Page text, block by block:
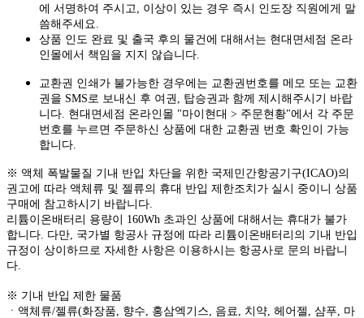
에 서명하여 주시고, 이상이 있는 경우 즉시 인도장 직원에게 말
씀해주세요.
상품 인도 완료 및 출국 후의 물건에 대해서는 현대면세점 온라
인몰에서 책임을 지지 않습니다.
교환권 인쇄가 불가능한 경우에는 교환권번호를 메모 또는 교환
권을 SMS로 보내신 후 여권, 탑승권과 함께 제시해주시기 바랍
니다. 현대면세점 온라인몰 "마이현대 > 주문현황"에서 각 주문
번호를 누르면 주문하신 상품에 대한 교환권 번호 확인이 가능
합니다.
※ 액체 폭발물질 기내 반입 차단을 위한 국제민간항공기구(ICAO)의
권고에 따라 액체류 및 젤류의 휴대 반입 제한조치가 실시 중이니 상품
구매에 참고하시기 바랍니다.
리튬이온배터리 용량이 160Wh 초과인 상품에 대해서는 휴대가 불가
합니다. 다만, 국가별 항공사 규정에 따라 리튬이온배터리의 기내 반입
규정이 상이하므로 자세한 사항은 이용하시는 항공사로 문의 바랍니
다.
※ 기내 반입 제한 물품
ㆍ액체류/젤류(화장품, 향수, 홍삼엑기스, 음료, 치약, 헤어젤, 샴푸, 마